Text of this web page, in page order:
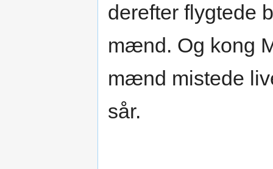
derefter flygtede
mænd. Og kong
mænd mistede
sår.